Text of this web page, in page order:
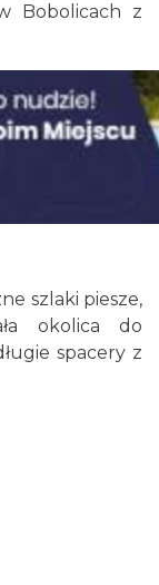
Bobolicach z
szlaki piesze,
okolica do
spacery z